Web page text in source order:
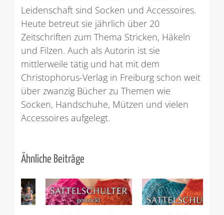
Leidenschaft sind Socken und Accessoires.
Heute betreut sie jährlich über 20
Zeitschriften zum Thema Stricken, Häkeln
und Filzen. Auch als Autorin ist sie
mittlerweile tätig und hat mit dem
Christophorus-Verlag in Freiburg schon weit
über zwanzig Bücher zu Themen wie
Socken, Handschuhe, Mützen und vielen
Accessoires aufgelegt.
Ähnliche Beiträge